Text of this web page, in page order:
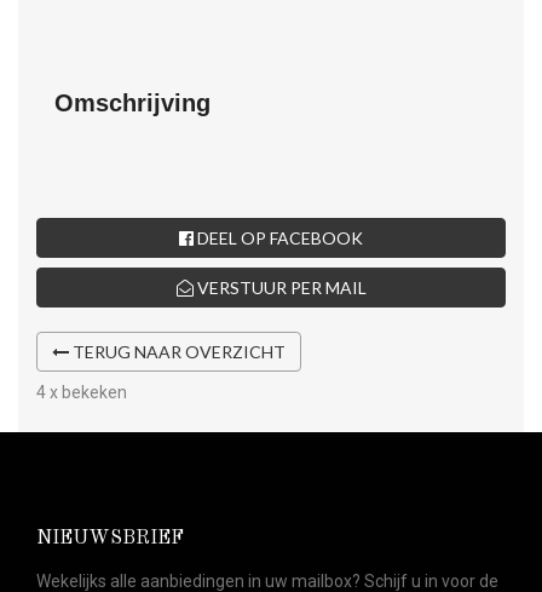
Omschrijving
DEEL OP FACEBOOK
VERSTUUR PER MAIL
TERUG NAAR OVERZICHT
4 x bekeken
NIEUWSBRIEF
Wekelijks alle aanbiedingen in uw mailbox? Schijf u in voor de